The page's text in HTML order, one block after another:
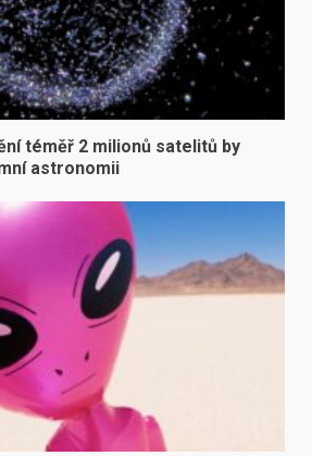
téměř 2 milionů satelitů by
astronomii